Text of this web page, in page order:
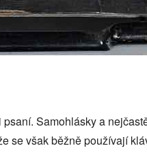
Samohlásky a
se však běžně používají